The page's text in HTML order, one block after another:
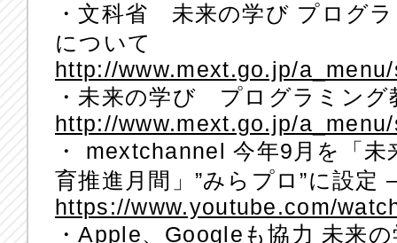
・文科省 未来の学び プログ
について
http://www.mext.go.jp/
・未来の学び プログラミング
http://www.mext.go.jp/
・ mextchannel 今年9月を「
育推進月間」”みらプロ”に設定
https://www.youtube.com/
・Apple、Googleも協力 未来